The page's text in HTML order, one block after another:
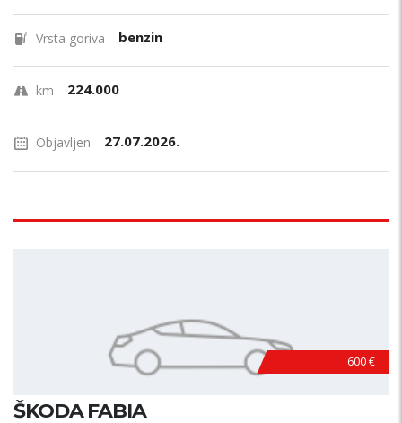
Vrsta goriva benzin
km 224.000
Objavljen 27.07.2026.
600 €
ŠKODA FABIA